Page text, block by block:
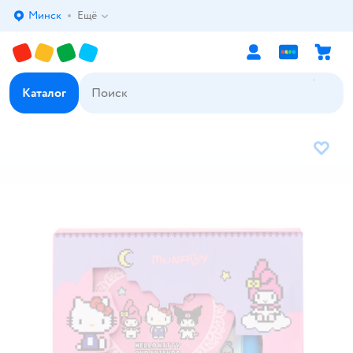
Выбор адреса доставки.
Минск Ещё
Каталог
В